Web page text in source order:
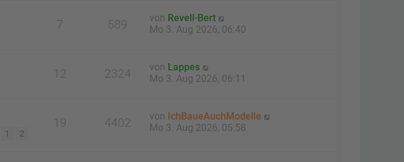
7 589 von Revell-Bert
Mo 3. Aug 2026, 06:40
12 2324 von Lappes
Mo 3. Aug 2026, 06:11
1 2
19 4402 von IchBaueAuchModelle
Mo 3. Aug 2026, 05:58